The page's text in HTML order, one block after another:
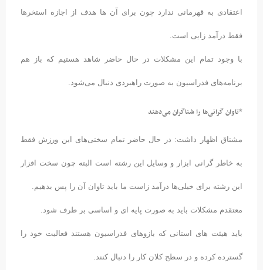
اعتقادی به قهرمانی ندارد چون برای آن ها هدف از اجازه استخرها
فقط درآمد زایی است.
با وجود تمام این مشکلات در حال حاضر شاهد هستیم که باز هم
برنامه‌های فدراسیون به صورت راهبردی دنبال می‌شود.
*تاوان گرانی‌ها را شناگران می‌دهند
مشتاق اظهار داشت: در حال حاضر تمام سختی‌های این ورزش فقط
به خاطر گرانی ابزار و وسایل این رشته است البته چون سخت افزار
این رشته برای خیلی‌ها درآمد زاست ما باید تاوان آن را پس بدهیم.
معتقدم مشکلات باید به صورت پایه ای و اساسی بر طرف شود.
باید هیئت های استانی که بازوهای فدراسیون هستند فعالیت خود را
گسترده کرده و در سطح کلان کار را دنبال کنند.